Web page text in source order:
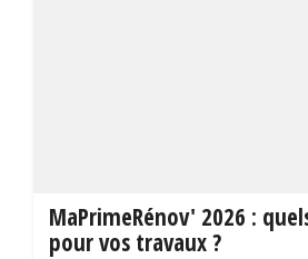
MaPrimeRénov' 2026 :
pour vos travaux ?